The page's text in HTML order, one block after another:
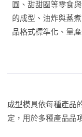
圓、甜甜圈等零食
的成型、油炸與蒸
品格式標準化、量產
成型模具依每種產品
定，用於多種產品品